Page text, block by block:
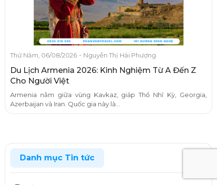
Thứ Năm, 06/08/2026 - Nguyễn Thị Hải Phượng
Du Lịch Armenia 2026: Kinh Nghiệm Từ A Đến Z
Cho Người Việt
Armenia nằm giữa vùng Kavkaz, giáp Thổ Nhĩ Kỳ, Georgia,
Azerbaijan và Iran. Quốc gia này là...
Danh mục Tin tức